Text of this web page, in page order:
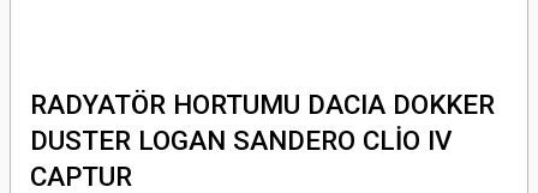
RADYATÖR HORTUMU DACIA DOKKER
DUSTER LOGAN SANDERO CLİO IV
CAPTUR